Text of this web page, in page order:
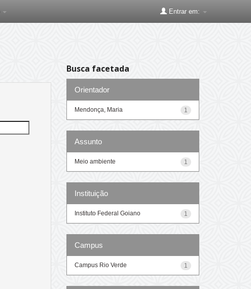
Entrar em:
Busca facetada
Orientador
1
Mendonça, Maria
Assunto
1
Meio ambiente
Instituição
1
Instituto Federal Goiano
Campus
1
Campus Rio Verde